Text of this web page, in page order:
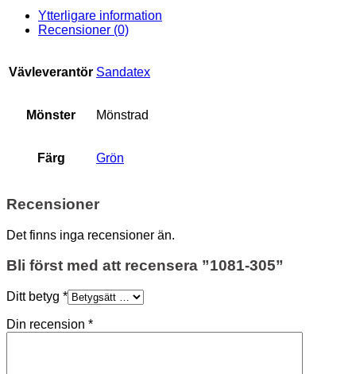
Ytterligare information
Recensioner (0)
Vävleverantör Sandatex
Mönster Mönstrad
Färg Grön
Recensioner
Det finns inga recensioner än.
Bli först med att recensera ”1081-305”
Ditt betyg *
Din recension *